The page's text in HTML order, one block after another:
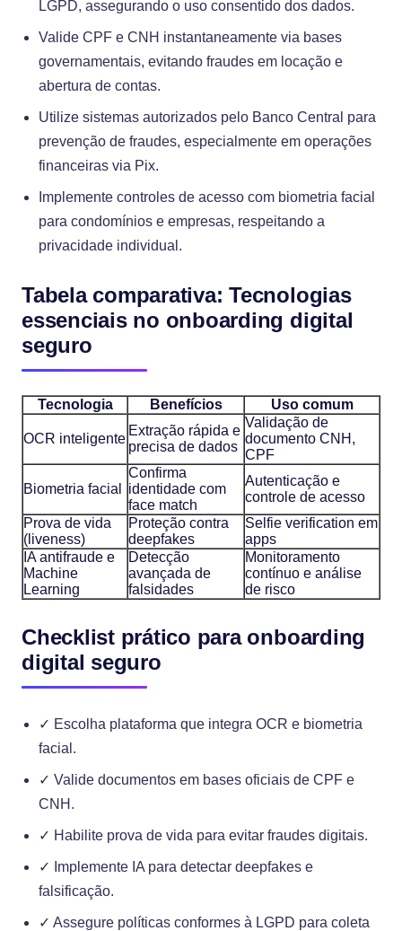
LGPD, assegurando o uso consentido dos dados.
Valide CPF e CNH instantaneamente via bases
governamentais, evitando fraudes em locação e
abertura de contas.
Utilize sistemas autorizados pelo Banco Central para
prevenção de fraudes, especialmente em operações
financeiras via Pix.
Implemente controles de acesso com biometria facial
para condomínios e empresas, respeitando a
privacidade individual.
Tabela comparativa: Tecnologias
essenciais no onboarding digital
seguro
Tecnologia Benefícios Uso comum
OCR inteligente
Extração rápida e
precisa de dados
Validação de
documento CNH,
CPF
Biometria facial
Confirma
identidade com
face match
Autenticação e
controle de acesso
Prova de vida
(liveness)
Proteção contra
deepfakes
Selfie verification em
apps
IA antifraude e
Machine
Learning
Detecção
avançada de
falsidades
Monitoramento
contínuo e análise
de risco
Checklist prático para onboarding
digital seguro
✓ Escolha plataforma que integra OCR e biometria
facial.
✓ Valide documentos em bases oficiais de CPF e
CNH.
✓ Habilite prova de vida para evitar fraudes digitais.
✓ Implemente IA para detectar deepfakes e
falsificação.
✓ Assegure políticas conformes à LGPD para coleta